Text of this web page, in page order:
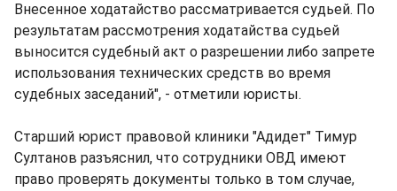
Внесенное ходатайство рассматривается судьей. По
результатам рассмотрения ходатайства судьей
выносится судебный акт о разрешении либо запрете
использования технических средств во время
судебных заседаний", - отметили юристы.
Старший юрист правовой клиники "Адидет" Тимур
Султанов разъяснил, что сотрудники ОВД имеют
право проверять документы только в том случае,